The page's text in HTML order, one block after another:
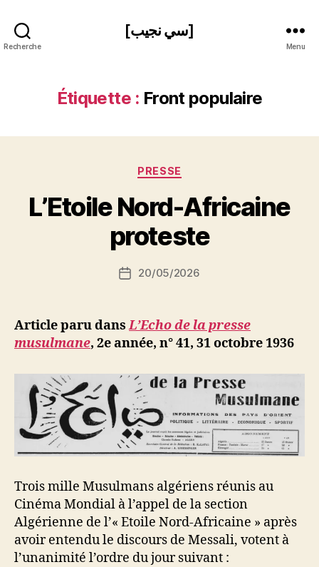
Recherche
[سي نجيب]
Menu
Étiquette : Front populaire
Catégories
PRESSE
L’Etoile Nord-Africaine
proteste
Auteur
de
P
a
r
S
N
ji
b
Date20/05/2026
Article paru dansL’Echo de la presse
musulmane, 2e année, n° 41, 31 octobre 1936
Trois mille Musulmans algériens réunis au
Cinéma Mondial à l’appel de la section
Algérienne de l’« Etoile Nord-Africaine » après
avoir entendu le discours de Messali, votent à
l’unanimité l’ordre du jour suivant :